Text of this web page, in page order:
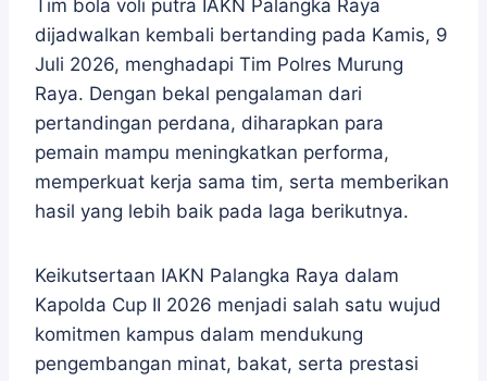
Tim bola voli putra IAKN Palangka Raya
dijadwalkan kembali bertanding pada Kamis, 9
Juli 2026, menghadapi Tim Polres Murung
Raya. Dengan bekal pengalaman dari
pertandingan perdana, diharapkan para
pemain mampu meningkatkan performa,
memperkuat kerja sama tim, serta memberikan
hasil yang lebih baik pada laga berikutnya.
Keikutsertaan IAKN Palangka Raya dalam
Kapolda Cup II 2026 menjadi salah satu wujud
komitmen kampus dalam mendukung
pengembangan minat, bakat, serta prestasi